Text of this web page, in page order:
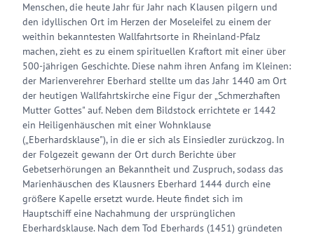
Menschen, die heute Jahr für Jahr nach Klausen pilgern und
den idyllischen Ort im Herzen der Moseleifel zu einem der
weithin bekanntesten Wallfahrtsorte in Rheinland-Pfalz
machen, zieht es zu einem spirituellen Kraftort mit einer über
500-jährigen Geschichte. Diese nahm ihren Anfang im Kleinen:
der Marienverehrer Eberhard stellte um das Jahr 1440 am Ort
der heutigen Wallfahrtskirche eine Figur der „Schmerzhaften
Mutter Gottes" auf. Neben dem Bildstock errichtete er 1442
ein Heiligenhäuschen mit einer Wohnklause
(„Eberhardsklause"), in die er sich als Einsiedler zurückzog. In
der Folgezeit gewann der Ort durch Berichte über
Gebetserhörungen an Bekanntheit und Zuspruch, sodass das
Marienhäuschen des Klausners Eberhard 1444 durch eine
größere Kapelle ersetzt wurde. Heute findet sich im
Hauptschiff eine Nachahmung der ursprünglichen
Eberhardsklause. Nach dem Tod Eberhards (1451) gründeten